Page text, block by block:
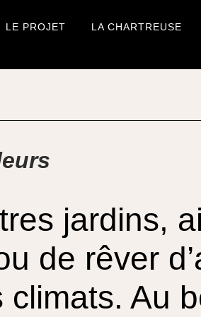
LE PROJET LA CHARTREUSE
jardins,
de rêver
Au